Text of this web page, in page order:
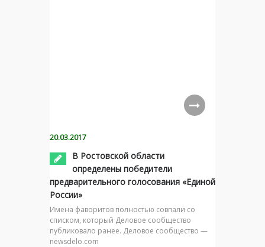
20.03.2017
В Ростовской области
определены победители
предварительного голосования «Единой
России»
Имена фаворитов полностью совпали со
списком, который Деловое сообщество
публиковало ранее. Деловое сообщество —
newsdelo.com